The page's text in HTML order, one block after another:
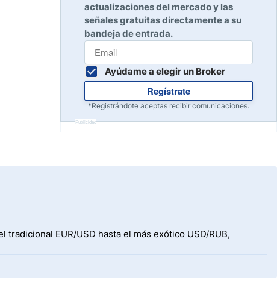
actualizaciones del mercado y las
señales gratuitas directamente a su
bandeja de entrada.
Ayúdame a elegir un Broker
Regístrate
*Registrándote aceptas recibir comunicaciones.
Publicidad
EUR/USD hasta el más exótico USD/RUB,